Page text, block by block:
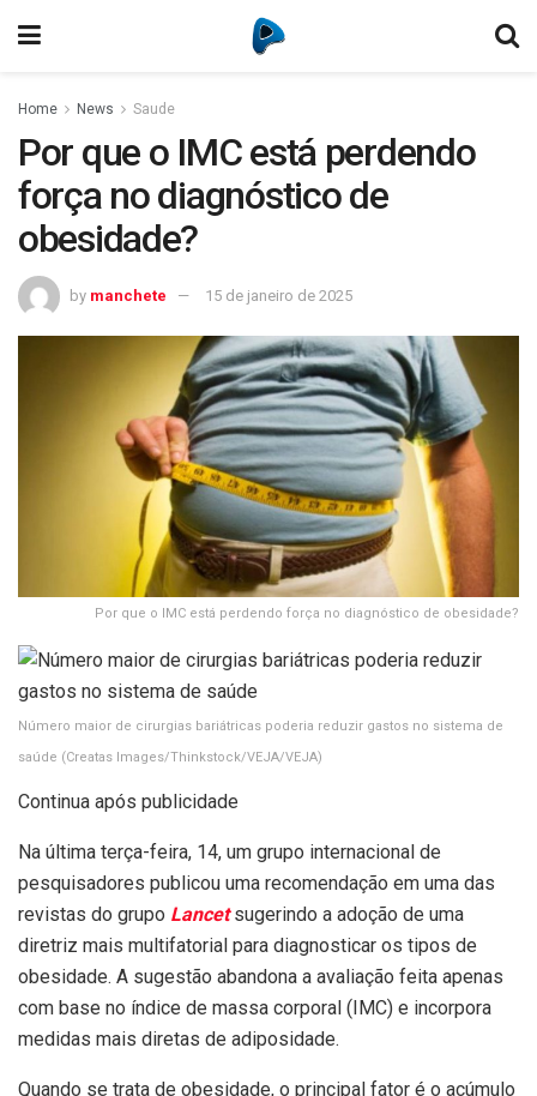
Home News Saude
Por que o IMC está perdendo
força no diagnóstico de
obesidade?
by manchete 15 de janeiro de 2025
Por que o IMC está perdendo força no diagnóstico de obesidade?
Número maior de cirurgias bariátricas poderia reduzir gastos no sistema de
saúde (Creatas Images/Thinkstock/VEJA/VEJA)
Continua após publicidade
Na última terça-feira, 14, um grupo internacional de
pesquisadores publicou uma recomendação em uma das
revistas do grupo Lancetsugerindo a adoção de uma
diretriz mais multifatorial para diagnosticar os tipos de
obesidade. A sugestão abandona a avaliação feita apenas
com base no índice de massa corporal (IMC) e incorpora
medidas mais diretas de adiposidade.
Quando se trata de obesidade, o principal fator é o acúmulo